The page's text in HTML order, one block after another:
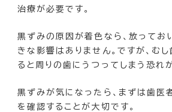
治療が必要です。
黒ずみの原因が着色なら、放ってお
きな影響はありません。ですが、む
ると周りの歯にうつってしまう恐れ
黒ずみが気になったら、まずは歯医
を確認することが大切です。